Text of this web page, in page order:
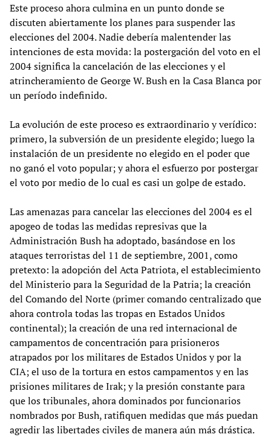
Este proceso ahora culmina en un punto donde se
discuten abiertamente los planes para suspender las
elecciones del 2004. Nadie debería malentender las
intenciones de esta movida: la postergación del voto en el
2004 significa la cancelación de las elecciones y el
atrincheramiento de George W. Bush en la Casa Blanca por
un período indefinido.
La evolución de este proceso es extraordinario y verídico:
primero, la subversión de un presidente elegido; luego la
instalación de un presidente no elegido en el poder que
no ganó el voto popular; y ahora el esfuerzo por postergar
el voto por medio de lo cual es casi un golpe de estado.
Las amenazas para cancelar las elecciones del 2004 es el
apogeo de todas las medidas represivas que la
Administración Bush ha adoptado, basándose en los
ataques terroristas del 11 de septiembre, 2001, como
pretexto: la adopción del Acta Patriota, el establecimiento
del Ministerio para la Seguridad de la Patria; la creación
del Comando del Norte (primer comando centralizado que
ahora controla todas las tropas en Estados Unidos
continental); la creación de una red internacional de
campamentos de concentración para prisioneros
atrapados por los militares de Estados Unidos y por la
CIA; el uso de la tortura en estos campamentos y en las
prisiones militares de Irak; y la presión constante para
que los tribunales, ahora dominados por funcionarios
nombrados por Bush, ratifiquen medidas que más puedan
agredir las libertades civiles de manera aún más drástica.